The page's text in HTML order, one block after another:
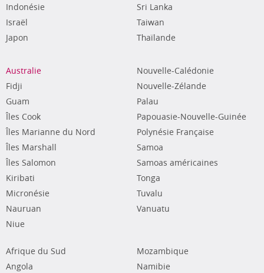
Indonésie
Israël
Japon
Sri Lanka
Taiwan
Thaïlande
Australie
Fidji
Guam
Îles Cook
Îles Marianne du Nord
Îles Marshall
Îles Salomon
Kiribati
Micronésie
Nauruan
Niue
Nouvelle-Calédonie
Nouvelle-Zélande
Palau
Papouasie-Nouvelle-Guinée
Polynésie Française
Samoa
Samoas américaines
Tonga
Tuvalu
Vanuatu
Afrique du Sud
Angola
Mozambique
Namibie